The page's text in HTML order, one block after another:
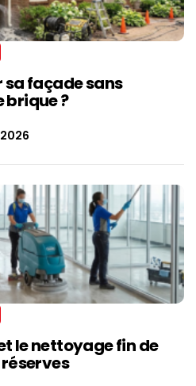
façade sans
brique ?
le nettoyage fin de